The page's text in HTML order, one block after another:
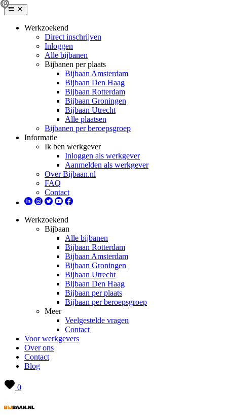
Werkzoekend
Direct inschrijven
Inloggen
Alle bijbanen
Bijbanen per plaats
Bijbaan Amsterdam
Bijbaan Den Haag
Bijbaan Rotterdam
Bijbaan Groningen
Bijbaan Utrecht
Alle plaatsen
Bijbanen per beroepsgroep
Informatie
Ik ben werkgever
Inloggen als werkgever
Aanmelden als werkgever
Over Bijbaan.nl
FAQ
Contact
Werkzoekend
Bijbaan
Alle bijbanen
Bijbaan Rotterdam
Bijbaan Amsterdam
Bijbaan Groningen
Bijbaan Utrecht
Bijbaan Den Haag
Bijbaan per plaats
Bijbaan per beroepsgroep
Meer
Veelgestelde vragen
Contact
Voor werkgevers
Over ons
Contact
Blog
0